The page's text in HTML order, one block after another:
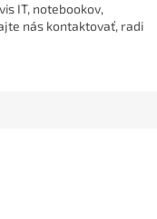
IT, notebookov,
nás kontaktovať, radi